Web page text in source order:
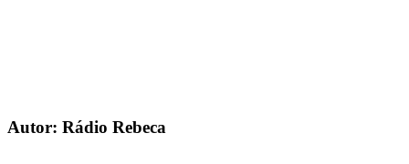
Autor: Rádio Rebeca